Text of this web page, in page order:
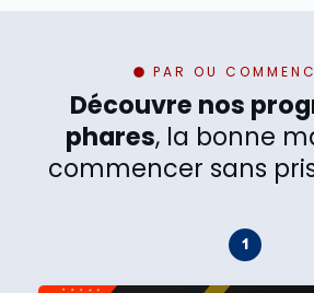
PAR OU
Découvre nos
phares, la bonne
commencer sans